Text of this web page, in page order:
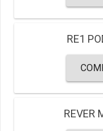
RE1
REVER